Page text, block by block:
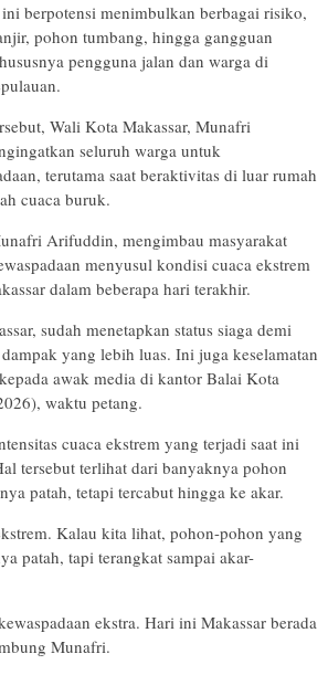
berpotensi menimbulkan berbagai risiko,
pohon tumbang, hingga gangguan
pengguna jalan dan warga di
Wali Kota Makassar, Munafri
seluruh warga untuk
terutama saat beraktivitas di luar rumah
cuaca buruk.
Arifuddin, mengimbau masyarakat
menyusul kondisi cuaca ekstrem
dalam beberapa hari terakhir.
sudah menetapkan status siaga demi
yang lebih luas. Ini juga keselamatan
awak media di kantor Balai Kota
waktu petang.
cuaca ekstrem yang terjadi saat ini
tersebut terlihat dari banyaknya pohon
patah, tetapi tercabut hingga ke akar.
Kalau kita lihat, pohon-pohon yang
patah, tapi terangkat sampai akar-
ekstra. Hari ini Makassar berada
Munafri.